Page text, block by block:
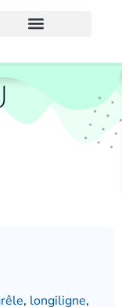
, longiligne,